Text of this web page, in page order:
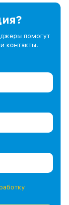
помогут
контакты.